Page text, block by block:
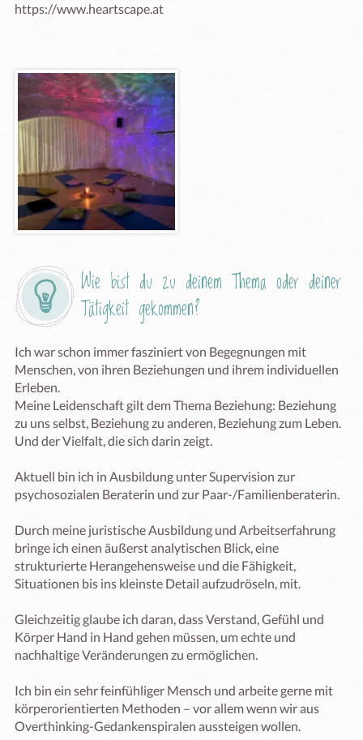
https://www.heartscape.at
Wie bist du zu deinem Thema oder deiner
Tätigkeit gekommen?
Ich war schon immer fasziniert von Begegnungen mit
Menschen, von ihren Beziehungen und ihrem individuellen
Erleben.
Meine Leidenschaft gilt dem Thema Beziehung: Beziehung
zu uns selbst, Beziehung zu anderen, Beziehung zum Leben.
Und der Vielfalt, die sich darin zeigt.​
Aktuell bin ich in Ausbildung unter Supervision zur
psychosozialen Beraterin und zur Paar-/Familienberaterin.
Durch meine juristische Ausbildung und Arbeitserfahrung
bringe ich einen äußerst analytischen Blick, eine
strukturierte Herangehensweise und die Fähigkeit,
Situationen bis ins kleinste Detail aufzudröseln, mit.
Gleichzeitig glaube ich daran, dass Verstand, Gefühl und
Körper Hand in Hand gehen müssen, um echte und
nachhaltige Veränderungen zu ermöglichen.
Ich bin ein sehr feinfühliger Mensch und arbeite gerne mit
körperorientierten Methoden – vor allem wenn wir aus
Overthinking-Gedankenspiralen aussteigen wollen.